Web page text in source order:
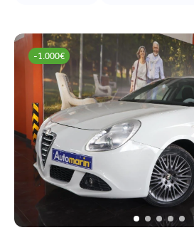
-1.000€
Μοντέλο
Giulietta
Τιμή
Επιλογές χρηματοδότησης
Χρονολογία
Καύσιμο
Σασμάν
Χιλιόμετρα